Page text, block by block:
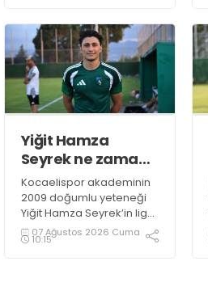
takımlarından Bigaspor ile
1+1 yıllık anlaşma sağladı.
Yiğit Hamza
Seyrek ne zaman
sahalara
dönecek?
Kocaelispor akademinin
2009 doğumlu yeteneği
Yiğit Hamza Seyrek’in lige
kadar hazır olması
bekleniyor.
07 Ağustos 2026 Cuma
10:15